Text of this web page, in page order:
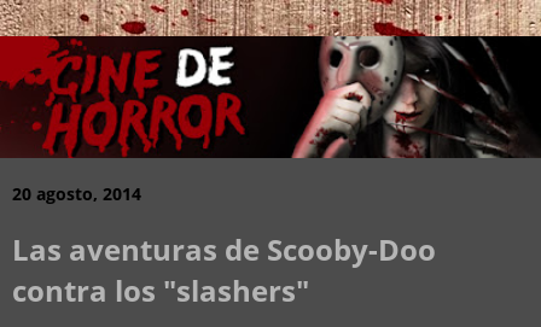
20 agosto, 2014
Las aventuras de Scooby-Doo
contra los "slashers"